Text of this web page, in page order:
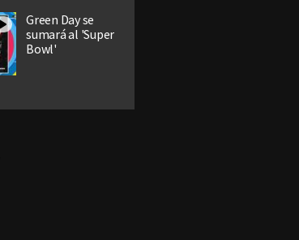
Green Day se
sumará al 'Super
Bowl'